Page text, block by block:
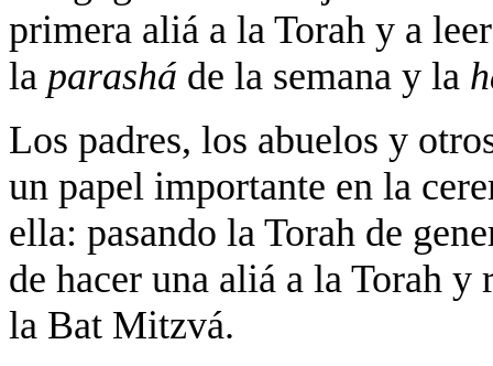
primera aliá a la Torah y a
la parashá de la semana y la
Los padres, los abuelos y
un papel importante en la
ella: pasando la Torah de
de hacer una aliá a la Torah
la Bat Mitzvá.